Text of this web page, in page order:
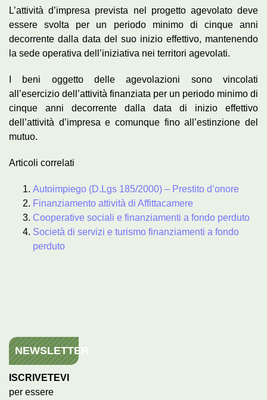
L’attività d’impresa prevista nel progetto agevolato deve
essere svolta per un periodo minimo di cinque anni
decorrente dalla data del suo inizio effettivo, mantenendo
la sede operativa dell’iniziativa nei territori agevolati.
I beni oggetto delle agevolazioni sono vincolati
all’esercizio dell’attività finanziata per un periodo minimo di
cinque anni decorrente dalla data di inizio effettivo
dell’attività d’impresa e comunque fino all’estinzione del
mutuo.
Articoli correlati
Autoimpiego (D.Lgs 185/2000) – Prestito d’onore
Finanziamento attività di Affittacamere
Cooperative sociali e finanziamenti a fondo perduto
Società di servizi e turismo finanziamenti a fondo
perduto
NEWSLETTER
ISCRIVETEVI
per essere